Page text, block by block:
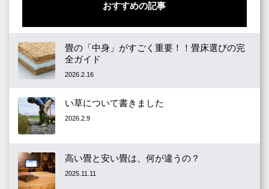
おすすめの記事
畳の「中身」がすごく重要！！畳床選びの完
全ガイド
2026.2.16
い草について書きました
2026.2.9
高い畳と安い畳は、何が違うの？
2025.11.11